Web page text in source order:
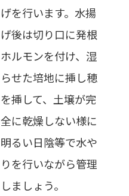
げを行います。水揚
げ後は切り口に発根
ホルモンを付け、湿
らせた培地に挿し穂
を挿して、土壌が完
全に乾燥しない様に
明るい日陰等で水や
りを行いながら管理
しましょう。